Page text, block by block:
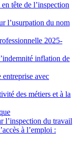
tête de l’inspection
l’usurpation du nom
2025-
inflation de
avec
des métiers et à la
l’inspection du travail
à l’emploi :